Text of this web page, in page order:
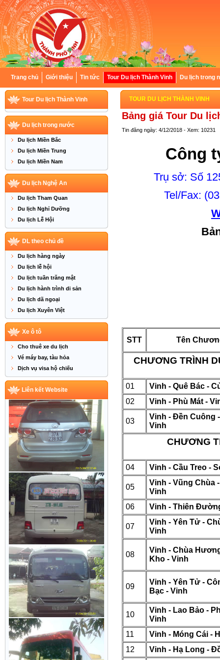
Trang chủ Giới thiệu Tin tức Tour Du lịch Thành Vinh Du lịch trong
Tour Du lịch Thành Vinh
Du lịch trong nước
Du lịch Miền Bắc
Du lịch Miền Trung
Du lịch Miền Nam
Du lịch Nghệ An
Du lịch Tham Quan
Du lịch Nghỉ Dưỡng
Du lịch Lễ Hội
DL theo chủ đề
Du lịch hàng ngày
Du lịch lễ hội
Du lịch tuần trăng mật
Du lịch hành trình di sản
Du lịch dã ngoại
Du lịch Xuyên Việt
Xe ô tô
Cho thuê xe du lịch
Vé máy bay, tàu hỏa
Dịch vụ visa hộ chiếu
Liên kết Website
TOUR DU LỊCH THÀNH VINH
Bảng giá Tour Du
Tin đăng ngày: 4/12/2018 - Xem: 10231
Công
Trụ sở: Số
Tel/Fax:
STT Tên
CHƯƠNG TRÌNH
01
Vinh - Quê Bác -
02
Vinh - Phù Mát -
03
Vinh - Đền Cuông
Vinh
CHƯƠNG
04 Vinh - Cầu Treo -
05
Vinh - Vũng Chùa
Vinh
06
Vinh - Thiên
07
Vinh - Yên Tử -
Vinh
08
Vinh - Chùa
Kho - Vinh
09
Vinh - Yên Tử -
Bạc - Vinh
10
Vinh - Lao Bảo -
Vinh
11
Vinh - Móng Cái -
12
Vinh - Hạ Long -